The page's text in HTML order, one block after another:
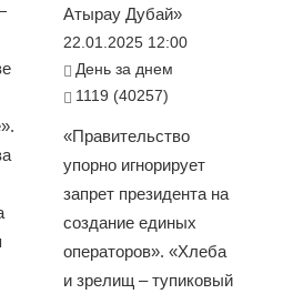
Атырау Дубай»
22.01.2025 12:00
День за днем
1119 (40257)
«Правительство
упорно игнорирует
запрет президента на
создание единых
операторов». «Хлеба
и зрелищ – тупиковый